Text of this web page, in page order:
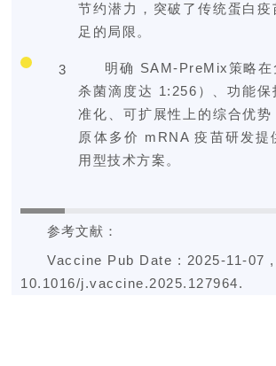
节约潜力，突破了传统蛋白疫
足的局限。
3
明确 SAM-PreMix策略在
杀菌滴度达 1:256）、功能保
准化、可扩展性上的综合优势
原体多价 mRNA 疫苗研发提
用型技术方案。
参考文献：
Vaccine Pub Date : 2025-11-07
10.1016/j.vaccine.2025.127964.